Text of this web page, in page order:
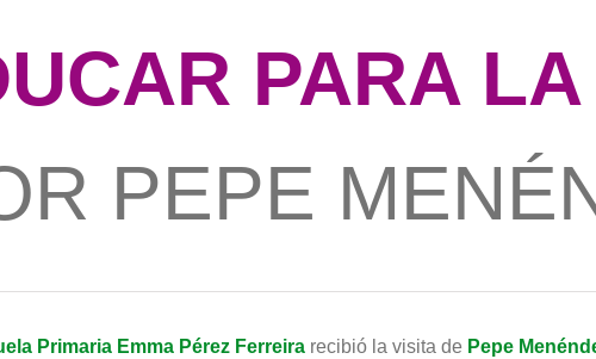
PARA
PEPE
Primaria Emma Pérez Ferreira recibió la visita de Pepe